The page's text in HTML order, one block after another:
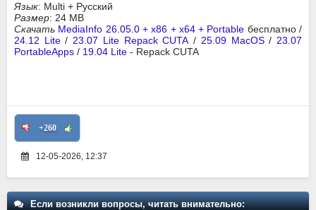
Язык: Multi + Русский
Размер: 24 MB
Скачать MediaInfo 26.05.0 + x86 + x64 + Portable бесплатно /
24.12 Lite/ 23.07 Lite Repack CUTA / 25.09 MacOS/ 23.07
PortableApps / 19.04 Lite - Repack CUTA
+260
12-05-2026, 12:37
Если возникли вопросы, читать внимательно: